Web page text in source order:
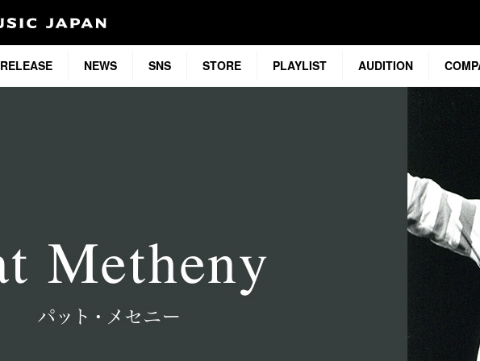
RELEASE NEWS SNS STORE PLAYLIST AUDITION